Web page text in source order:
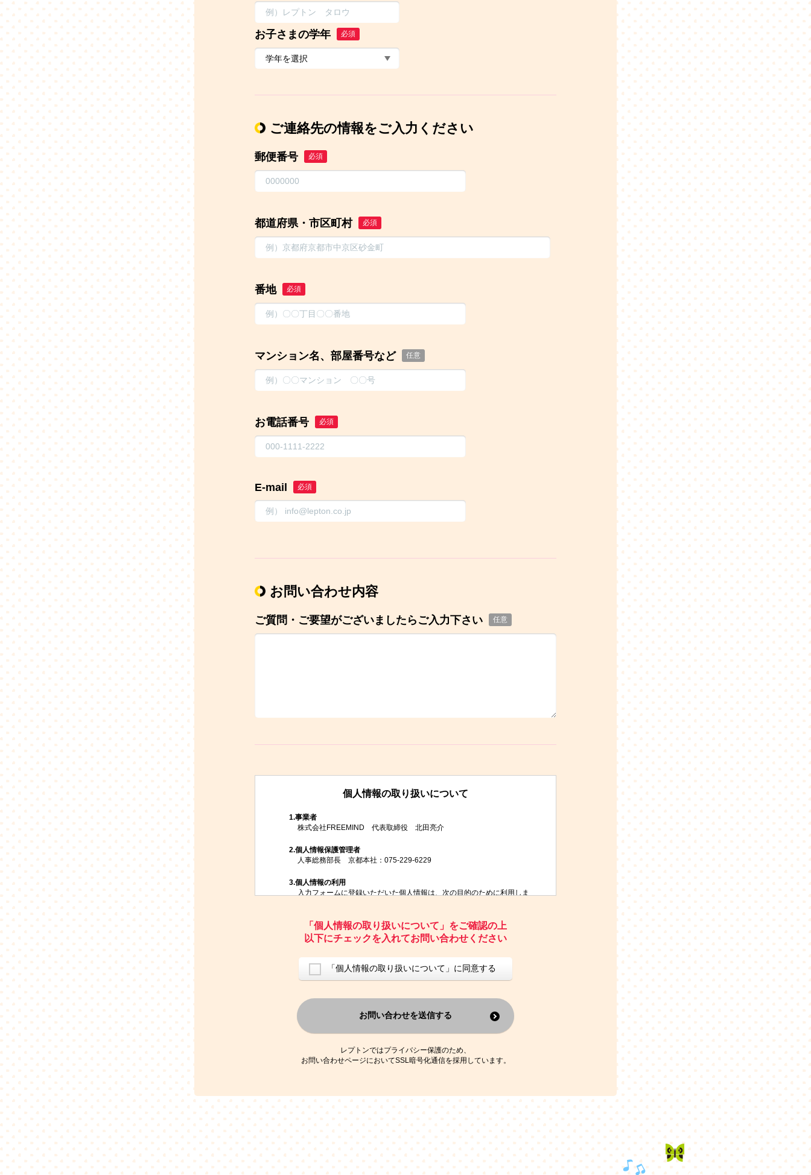
お子さまの学年 必須
ご連絡先の情報をご入力ください
郵便番号 必須
都道府県・市区町村 必須
番地 必須
マンション名、部屋番号など 任意
お電話番号 必須
E-mail 必須
お問い合わせ内容
ご質問・ご要望がございましたらご入力下さい 任意
個人情報の取り扱いについて
1.事業者
株式会社FREEMIND 代表取締役 北田亮介
2.個人情報保護管理者
人事総務部長 京都本社：075-229-6229
3.個人情報の利用
入力フォームに登録いただいた個人情報は、次の目的のために利用しま
お問い合わせにお答えするため
レプトンのキャンペーンや新商品（新サービス）、新規開講教室等を
ご案内するため
ご利用者の個人情報を、本人が特定されないデータに不可逆変換した
上で、広告・宣伝・販売促進活動に役立てること
なお、この利用目的を超えた個人情報の取扱いは行いません。また、こ
れ以外の目的で個人情報を利用することはありません。
※当社の保有する個人情報と第三者広告配信事業者が保有する個人情報
を、本人が特定されないデータに不可逆変換した上で第三者広告配信事
業者においてマッチングを行い、その結果に基づいて広告を配信するこ
4.
個人情報の第三者への提供
当社は、次の場合を除き、ご本人の同意なしに個人情報を第三者に提供
することはありません。
ご本人の同意がある場合
法令に基づく場合
人の生命、身体または財産の保護のために必要がある場合であって、
本人の同意を得ることが困難である場合
「個人情報の取り扱いについて」をご確認の上
以下にチェックを入れてお問い合わせください
「個人情報の取り扱いについて」に同意する
お問い合わせを送信する
レプトンではプライバシー保護のため、
お問い合わせページにおいてSSL暗号化通信を採用しています。